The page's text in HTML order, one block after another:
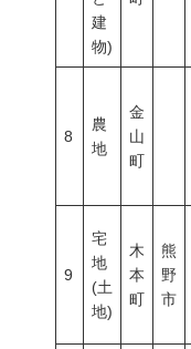
建
物)
8
農
地
金
山
町
9
宅
地
(土
地)
木
本
町
熊
野
市